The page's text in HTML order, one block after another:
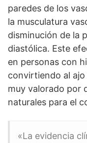
paredes de los
la musculatura
disminución de la
diastólica. Este
en personas con
convirtiendo al
muy valorado por
naturales para el
«La evidencia